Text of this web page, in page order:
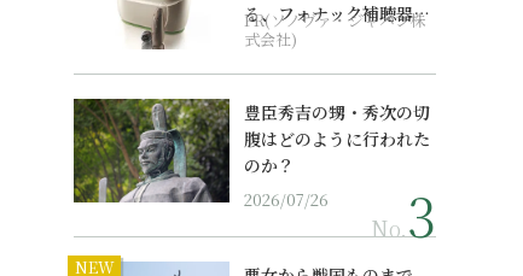
る、フォナック補聴器の
最上位モデル
PR(ソノヴァ・ジャパン株
式会社)
豊臣秀吉の甥・秀次の切
腹はどのように行われた
のか？
2026/07/26
No.
NEW